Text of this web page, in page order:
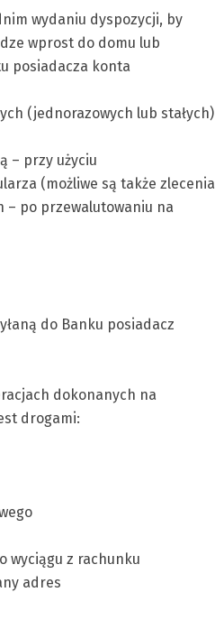
wydaniu dyspozycji, by
wprost do domu lub
posiadacza konta
(jednorazowych lub stałych)
– przy użyciu
(możliwe są także zlecenia
– po przewalutowaniu na
do Banku posiadacz
dokonanych na
drogami:
wyciągu z rachunku
adres